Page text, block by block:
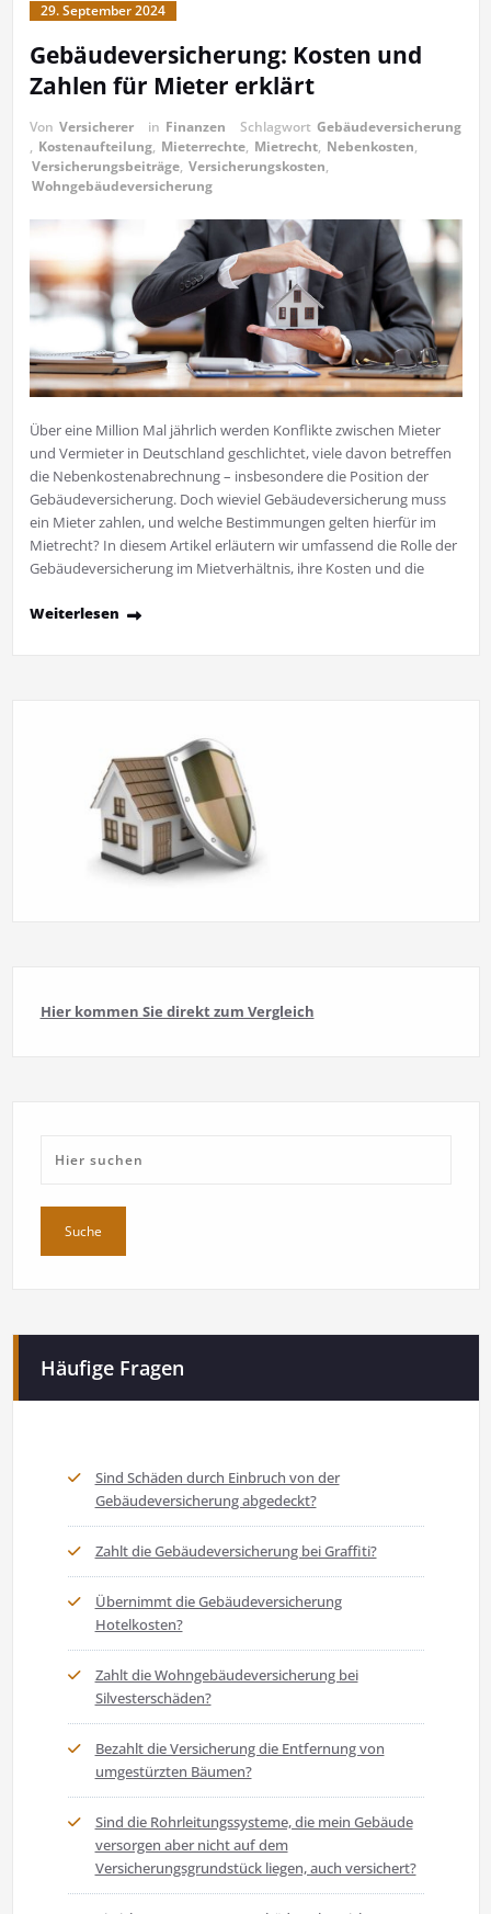
29. September 2024
Gebäudeversicherung: Kosten und
Zahlen für Mieter erklärt
Von Versicherer in Finanzen Schlagwort Gebäudeversicherung
, Kostenaufteilung, Mieterrechte, Mietrecht, Nebenkosten,
Versicherungsbeiträge, Versicherungskosten,
Wohngebäudeversicherung
Über eine Million Mal jährlich werden Konflikte zwischen Mieter
und Vermieter in Deutschland geschlichtet, viele davon betreffen
die Nebenkostenabrechnung – insbesondere die Position der
Gebäudeversicherung. Doch wieviel Gebäudeversicherung muss
ein Mieter zahlen, und welche Bestimmungen gelten hierfür im
Mietrecht? In diesem Artikel erläutern wir umfassend die Rolle der
Gebäudeversicherung im Mietverhältnis, ihre Kosten und die
Weiterlesen
Hier kommen Sie direkt zum Vergleich
Häufige Fragen
Sind Schäden durch Einbruch von der
Gebäudeversicherung abgedeckt?
Zahlt die Gebäudeversicherung bei Graffiti?
Übernimmt die Gebäudeversicherung
Hotelkosten?
Zahlt die Wohngebäudeversicherung bei
Silvesterschäden?
Bezahlt die Versicherung die Entfernung von
umgestürzten Bäumen?
Sind die Rohrleitungssysteme, die mein Gebäude
versorgen aber nicht auf dem
Versicherungsgrundstück liegen, auch versichert?